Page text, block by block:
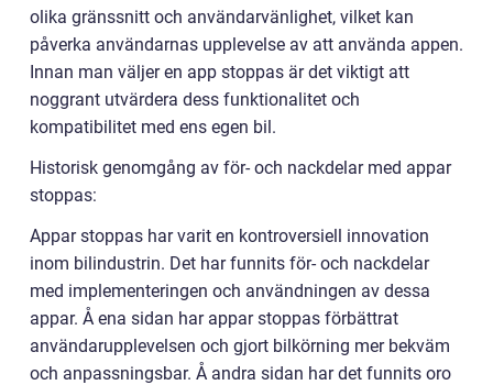
olika gränssnitt och användarvänlighet, vilket kan
påverka användarnas upplevelse av att använda appen.
Innan man väljer en app stoppas är det viktigt att
noggrant utvärdera dess funktionalitet och
kompatibilitet med ens egen bil.
Historisk genomgång av för- och nackdelar med appar
stoppas:
Appar stoppas har varit en kontroversiell innovation
inom bilindustrin. Det har funnits för- och nackdelar
med implementeringen och användningen av dessa
appar. Å ena sidan har appar stoppas förbättrat
användarupplevelsen och gjort bilkörning mer bekväm
och anpassningsbar. Å andra sidan har det funnits oro